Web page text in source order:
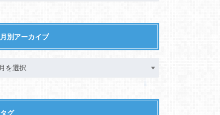
月別アーカイブ
タグ